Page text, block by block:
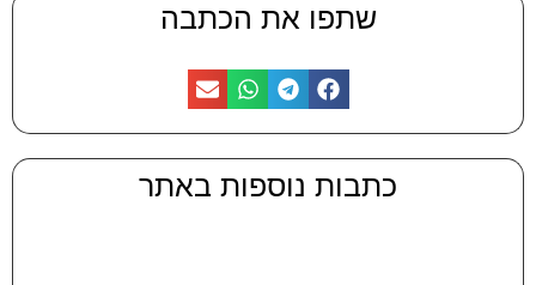
שתפו את הכתבה
כתבות נוספות באתר